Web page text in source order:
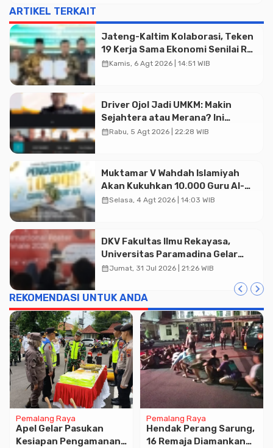
Advertisment
ARTIKEL TERKAIT
Jateng-Kaltim Kolaborasi, Teken
19 Kerja Sama Ekonomi Senilai Rp
20,2 Triliun
calendar_monthKamis, 6 Agt 2026 | 14:51 WIB
Driver Ojol Jadi UMKM: Makin
Sejahtera atau Merana? Ini
Temuan Diskusi Paramadina
calendar_monthRabu, 5 Agt 2026 | 22:28 WIB
Muktamar V Wahdah Islamiyah
Akan Kukuhkan 10.000 Guru Al-
Qur’an di Masjid Istiqlal
calendar_monthSelasa, 4 Agt 2026 | 14:03 WIB
DKV Fakultas Ilmu Rekayasa,
Universitas Paramadina Gelar
Diskusi Desain
calendar_monthJumat, 31 Jul 2026 | 21:26 WIB
REKOMENDASI UNTUK ANDA
Pemalang Raya
Apel Gelar Pasukan
Kesiapan Pengamanan
Pemalang Raya
Hendak Perang Sarung,
16 Remaja Diamankan